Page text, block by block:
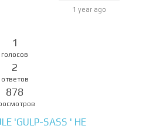
1 year ago
1
голосов
2
ответов
878
'GULP-SASS ' НЕ